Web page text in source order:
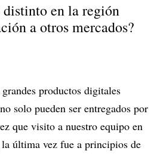
distinto en la región
a otros mercados?
productos digitales
solo pueden ser entregados por
que visito a nuestro equipo en
última vez fue a principios de